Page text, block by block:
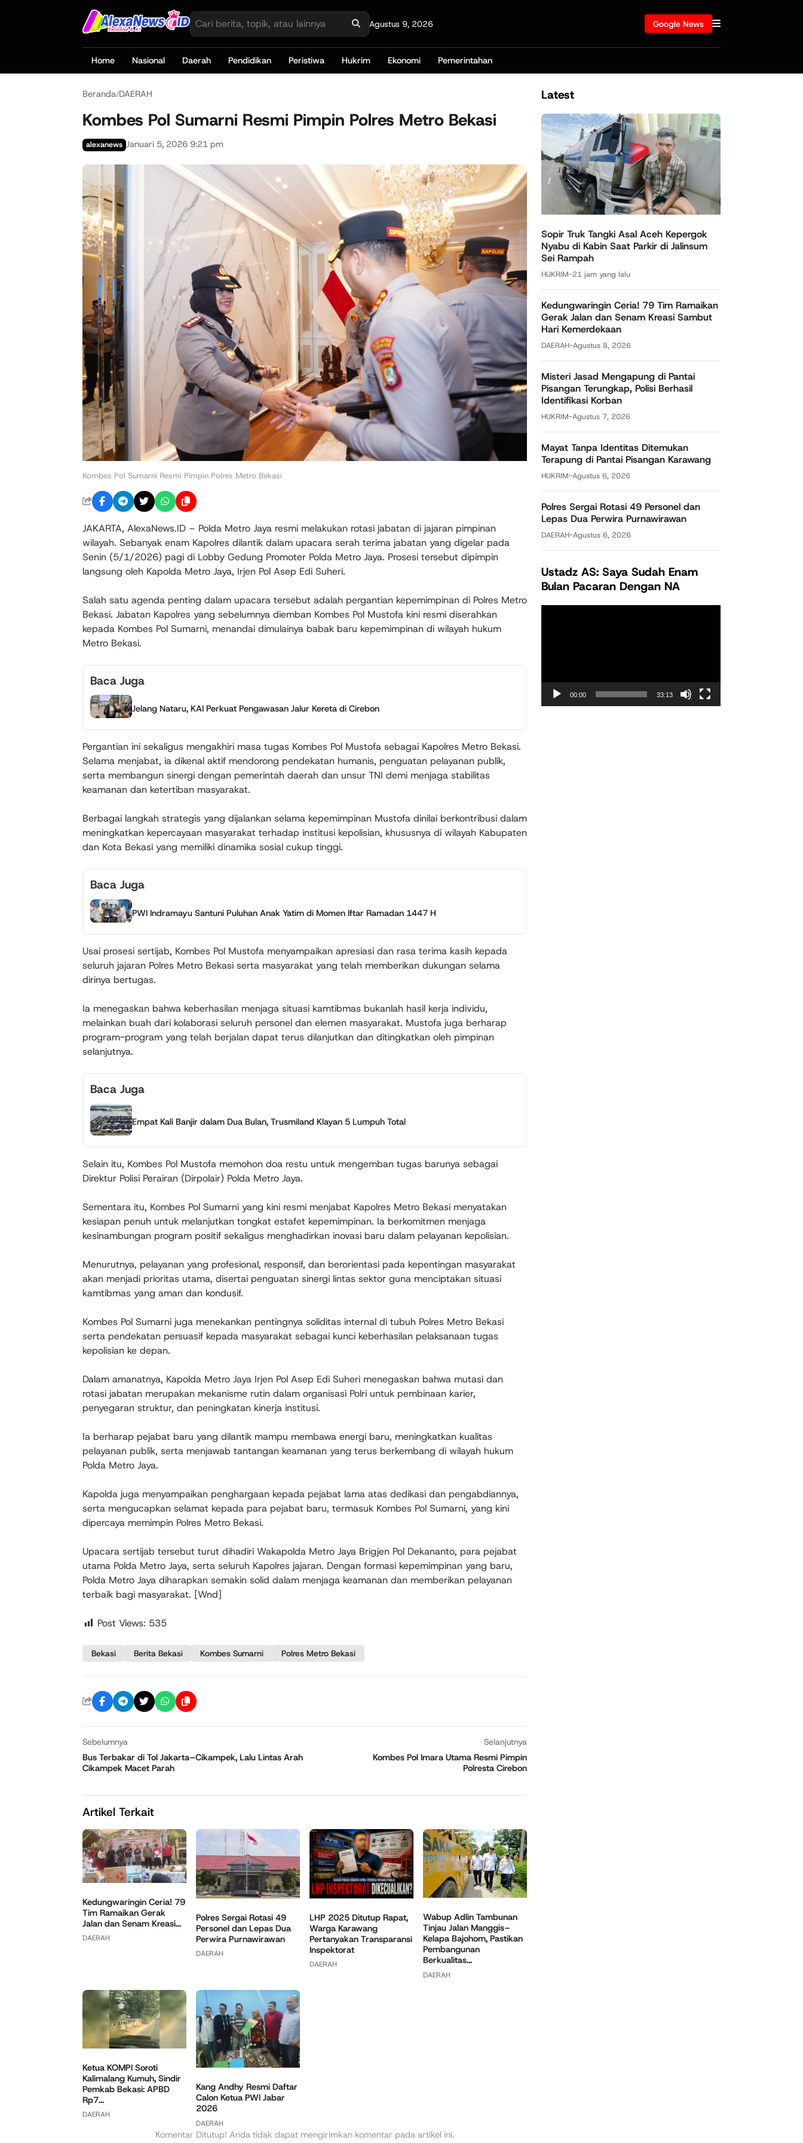
Agustus 9, 2026 Google News
Home Nasional Daerah Pendidikan Peristiwa Hukrim Ekonomi Pemerintahan
Beranda/DAERAH
Kombes Pol Sumarni Resmi Pimpin Polres Metro Bekasi
alexanews Januari 5, 2026 9:21 pm
Kombes Pol Sumarni Resmi Pimpin Polres Metro Bekasi
JAKARTA, AlexaNews.ID – Polda Metro Jaya resmi melakukan rotasi jabatan di jajaran pimpinan
wilayah. Sebanyak enam Kapolres dilantik dalam upacara serah terima jabatan yang digelar pada
Senin (5/1/2026) pagi di Lobby Gedung Promoter Polda Metro Jaya. Prosesi tersebut dipimpin
langsung oleh Kapolda Metro Jaya, Irjen Pol Asep Edi Suheri.
Salah satu agenda penting dalam upacara tersebut adalah pergantian kepemimpinan di Polres Metro
Bekasi. Jabatan Kapolres yang sebelumnya diemban Kombes Pol Mustofa kini resmi diserahkan
kepada Kombes Pol Sumarni, menandai dimulainya babak baru kepemimpinan di wilayah hukum
Metro Bekasi.
Baca Juga
Jelang Nataru, KAI Perkuat Pengawasan Jalur Kereta di Cirebon
Pergantian ini sekaligus mengakhiri masa tugas Kombes Pol Mustofa sebagai Kapolres Metro Bekasi.
Selama menjabat, ia dikenal aktif mendorong pendekatan humanis, penguatan pelayanan publik,
serta membangun sinergi dengan pemerintah daerah dan unsur TNI demi menjaga stabilitas
keamanan dan ketertiban masyarakat.
Berbagai langkah strategis yang dijalankan selama kepemimpinan Mustofa dinilai berkontribusi dalam
meningkatkan kepercayaan masyarakat terhadap institusi kepolisian, khususnya di wilayah Kabupaten
dan Kota Bekasi yang memiliki dinamika sosial cukup tinggi.
Baca Juga
PWI Indramayu Santuni Puluhan Anak Yatim di Momen Iftar Ramadan 1447 H
Usai prosesi sertijab, Kombes Pol Mustofa menyampaikan apresiasi dan rasa terima kasih kepada
seluruh jajaran Polres Metro Bekasi serta masyarakat yang telah memberikan dukungan selama
dirinya bertugas.
Ia menegaskan bahwa keberhasilan menjaga situasi kamtibmas bukanlah hasil kerja individu,
melainkan buah dari kolaborasi seluruh personel dan elemen masyarakat. Mustofa juga berharap
program-program yang telah berjalan dapat terus dilanjutkan dan ditingkatkan oleh pimpinan
selanjutnya.
Baca Juga
Empat Kali Banjir dalam Dua Bulan, Trusmiland Klayan 5 Lumpuh Total
Selain itu, Kombes Pol Mustofa memohon doa restu untuk mengemban tugas barunya sebagai
Direktur Polisi Perairan (Dirpolair) Polda Metro Jaya.
Sementara itu, Kombes Pol Sumarni yang kini resmi menjabat Kapolres Metro Bekasi menyatakan
kesiapan penuh untuk melanjutkan tongkat estafet kepemimpinan. Ia berkomitmen menjaga
kesinambungan program positif sekaligus menghadirkan inovasi baru dalam pelayanan kepolisian.
Menurutnya, pelayanan yang profesional, responsif, dan berorientasi pada kepentingan masyarakat
akan menjadi prioritas utama, disertai penguatan sinergi lintas sektor guna menciptakan situasi
kamtibmas yang aman dan kondusif.
Kombes Pol Sumarni juga menekankan pentingnya soliditas internal di tubuh Polres Metro Bekasi
serta pendekatan persuasif kepada masyarakat sebagai kunci keberhasilan pelaksanaan tugas
kepolisian ke depan.
Dalam amanatnya, Kapolda Metro Jaya Irjen Pol Asep Edi Suheri menegaskan bahwa mutasi dan
rotasi jabatan merupakan mekanisme rutin dalam organisasi Polri untuk pembinaan karier,
penyegaran struktur, dan peningkatan kinerja institusi.
Ia berharap pejabat baru yang dilantik mampu membawa energi baru, meningkatkan kualitas
pelayanan publik, serta menjawab tantangan keamanan yang terus berkembang di wilayah hukum
Polda Metro Jaya.
Kapolda juga menyampaikan penghargaan kepada pejabat lama atas dedikasi dan pengabdiannya,
serta mengucapkan selamat kepada para pejabat baru, termasuk Kombes Pol Sumarni, yang kini
dipercaya memimpin Polres Metro Bekasi.
Upacara sertijab tersebut turut dihadiri Wakapolda Metro Jaya Brigjen Pol Dekananto, para pejabat
utama Polda Metro Jaya, serta seluruh Kapolres jajaran. Dengan formasi kepemimpinan yang baru,
Polda Metro Jaya diharapkan semakin solid dalam menjaga keamanan dan memberikan pelayanan
terbaik bagi masyarakat. [Wnd]
Post Views: 535
Bekasi Berita Bekasi Kombes Sumarni Polres Metro Bekasi
Sebelumnya
Bus Terbakar di Tol Jakarta–Cikampek, Lalu Lintas Arah
Cikampek Macet Parah
Selanjutnya
Kombes Pol Imara Utama Resmi Pimpin
Polresta Cirebon
Artikel Terkait
Kedungwaringin Ceria! 79
Tim Ramaikan Gerak
Jalan dan Senam Kreasi...
DAERAH
Polres Sergai Rotasi 49
Personel dan Lepas Dua
Perwira Purnawirawan
DAERAH
LHP 2025 Ditutup Rapat,
Warga Karawang
Pertanyakan Transparansi
Inspektorat
DAERAH
Wabup Adlin Tambunan
Tinjau Jalan Manggis–
Kelapa Bajohom, Pastikan
Pembangunan
Berkualitas...
DAERAH
Ketua KOMPI Soroti
Kalimalang Kumuh, Sindir
Pemkab Bekasi: APBD
Rp7...
DAERAH
Kang Andhy Resmi Daftar
Calon Ketua PWI Jabar
2026
DAERAH
Komentar Ditutup! Anda tidak dapat mengirimkan komentar pada artikel ini.
Latest
Sopir Truk Tangki Asal Aceh Kepergok
Nyabu di Kabin Saat Parkir di Jalinsum
Sei Rampah
HUKRIM-21 jam yang lalu
Kedungwaringin Ceria! 79 Tim Ramaikan
Gerak Jalan dan Senam Kreasi Sambut
Hari Kemerdekaan
DAERAH-Agustus 8, 2026
Misteri Jasad Mengapung di Pantai
Pisangan Terungkap, Polisi Berhasil
Identifikasi Korban
HUKRIM-Agustus 7, 2026
Mayat Tanpa Identitas Ditemukan
Terapung di Pantai Pisangan Karawang
HUKRIM-Agustus 6, 2026
Polres Sergai Rotasi 49 Personel dan
Lepas Dua Perwira Purnawirawan
DAERAH-Agustus 6, 2026
Ustadz AS: Saya Sudah Enam
Bulan Pacaran Dengan NA
00:00 33:13